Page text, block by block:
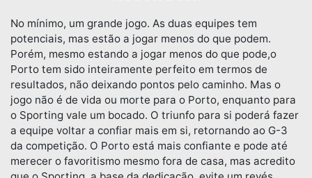
No mínimo, um grande jogo. As duas equipes tem
potenciais, mas estão a jogar menos do que podem.
Porém, mesmo estando a jogar menos do que pode,o
Porto tem sido inteiramente perfeito em termos de
resultados, não deixando pontos pelo caminho. Mas o
jogo não é de vida ou morte para o Porto, enquanto para
o Sporting vale um bocado. O triunfo para si poderá fazer
a equipe voltar a confiar mais em si, retornando ao G-3
da competição. O Porto está mais confiante e pode até
merecer o favoritismo mesmo fora de casa, mas acredito